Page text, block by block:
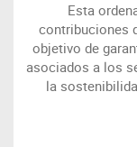
Esta
contribuciones
objetivo de
asociados a los
la